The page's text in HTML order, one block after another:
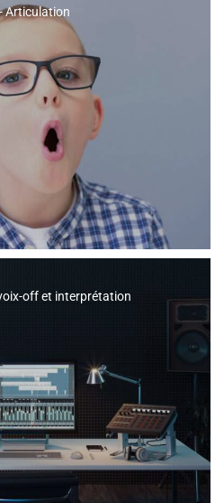
Articulation
off et interprétation